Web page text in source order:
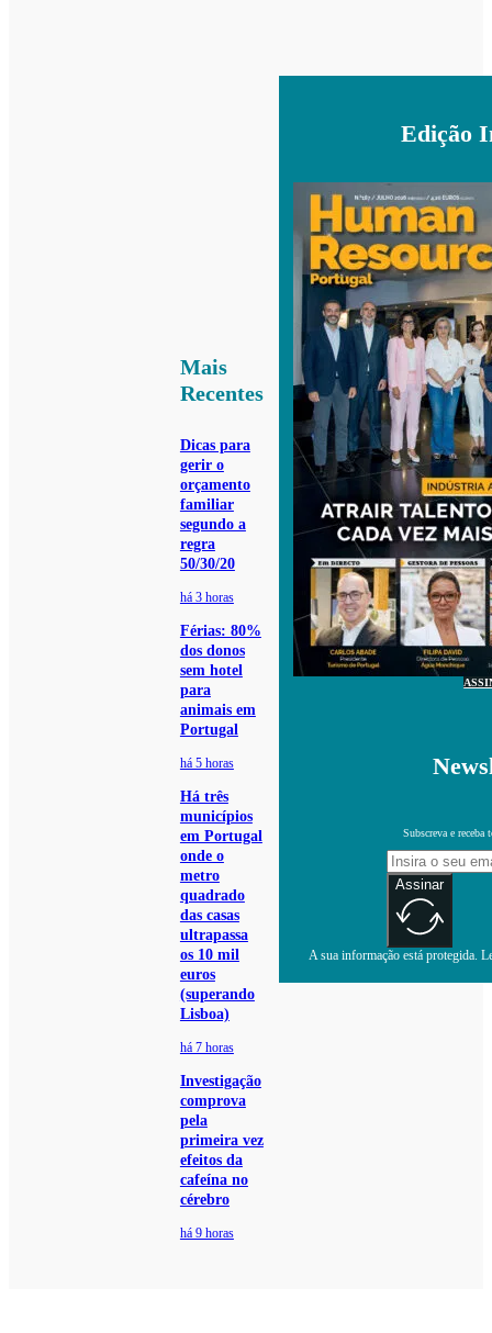
Mais
Recentes
Dicas para
gerir o
orçamento
familiar
segundo a
regra
50/30/20
há 3 horas
Férias: 80%
dos donos
sem hotel
para
animais em
Portugal
há 5 horas
Há três
municípios
em Portugal
onde o
metro
quadrado
das casas
ultrapassa
os 10 mil
euros
(superando
Lisboa)
há 7 horas
Investigação
comprova
pela
primeira vez
efeitos da
cafeína no
cérebro
há 9 horas
Edição
Subscreva e receba
Assinar
A sua informação está protegida.